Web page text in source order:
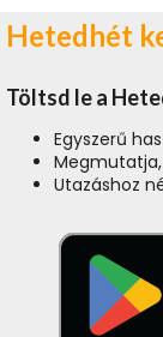
Hetedhét
Töltsd le a
Egyszerű
Utazáshoz